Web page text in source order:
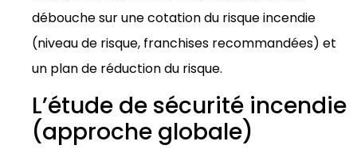
débouche sur une cotation du risque incendie
(niveau de risque, franchises recommandées) et
un plan de réduction du risque.
L’étude de sécurité incendie
(approche globale)